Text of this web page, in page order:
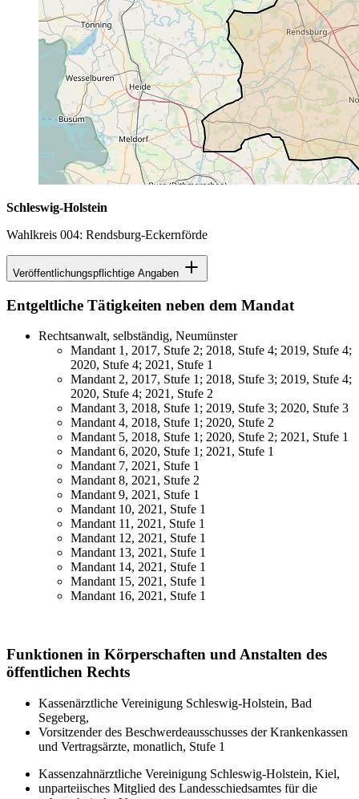
Schleswig-Holstein
Wahlkreis 004: Rendsburg-Eckernförde
Veröffentlichungspflichtige Angaben
Entgeltliche Tätigkeiten neben dem Mandat
Rechtsanwalt, selbständig, Neumünster
Mandant 1, 2017, Stufe 2; 2018, Stufe 4; 2019, Stufe 4;
2020, Stufe 4; 2021, Stufe 1
Mandant 2, 2017, Stufe 1; 2018, Stufe 3; 2019, Stufe 4;
2020, Stufe 4; 2021, Stufe 2
Mandant 3, 2018, Stufe 1; 2019, Stufe 3; 2020, Stufe 3
Mandant 4, 2018, Stufe 1; 2020, Stufe 2
Mandant 5, 2018, Stufe 1; 2020, Stufe 2; 2021, Stufe 1
Mandant 6, 2020, Stufe 1; 2021, Stufe 1
Mandant 7, 2021, Stufe 1
Mandant 8, 2021, Stufe 2
Mandant 9, 2021, Stufe 1
Mandant 10, 2021, Stufe 1
Mandant 11, 2021, Stufe 1
Mandant 12, 2021, Stufe 1
Mandant 13, 2021, Stufe 1
Mandant 14, 2021, Stufe 1
Mandant 15, 2021, Stufe 1
Mandant 16, 2021, Stufe 1
Funktionen in Körperschaften und Anstalten des
öffentlichen Rechts
Kassenärztliche Vereinigung Schleswig-Holstein, Bad
Segeberg,
Vorsitzender des Beschwerdeausschusses der Krankenkassen
und Vertragsärzte, monatlich, Stufe 1
Kassenzahnärztliche Vereinigung Schleswig-Holstein, Kiel,
unparteiisches Mitglied des Landesschiedsamtes für die